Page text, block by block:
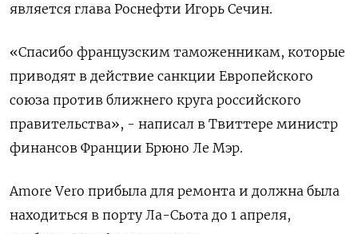
является глава Роснефти Игорь Сечин.
«Спасибо французским таможенникам, которые
приводят в действие санкции Европейского
союза против ближнего круга российского
правительства», - написал в Твиттере министр
финансов Франции Брюно Ле Мэр.
Amore Vero прибыла для ремонта и должна была
находиться в порту Ла-Сьота до 1 апреля,